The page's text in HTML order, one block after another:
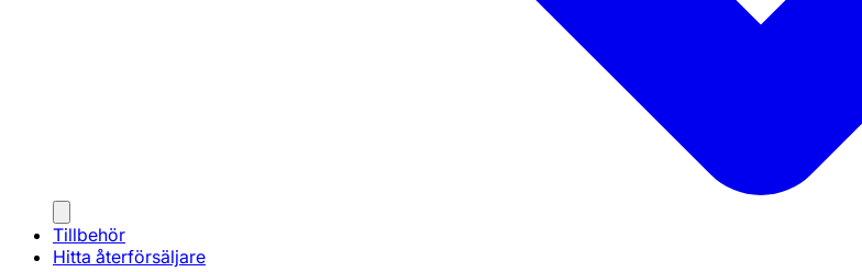
Tillbehör
Hitta återförsäljare